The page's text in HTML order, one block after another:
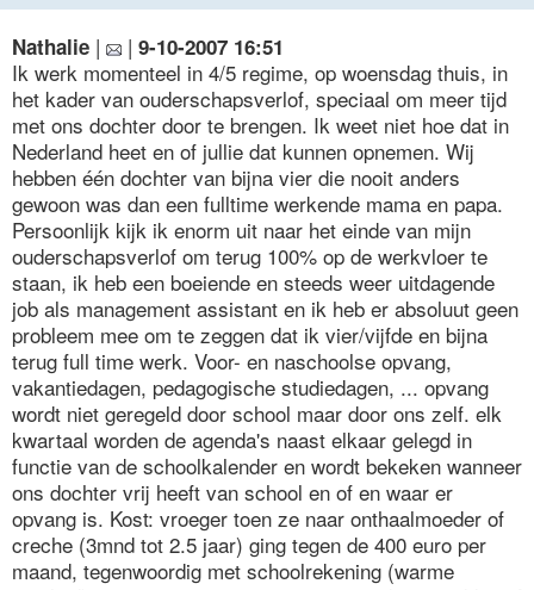
Nathalie | | 9-10-2007 16:51
Ik werk momenteel in 4/5 regime, op woensdag thuis, in
het kader van ouderschapsverlof, speciaal om meer tijd
met ons dochter door te brengen. Ik weet niet hoe dat in
Nederland heet en of jullie dat kunnen opnemen. Wij
hebben één dochter van bijna vier die nooit anders
gewoon was dan een fulltime werkende mama en papa.
Persoonlijk kijk ik enorm uit naar het einde van mijn
ouderschapsverlof om terug 100% op de werkvloer te
staan, ik heb een boeiende en steeds weer uitdagende
job als management assistant en ik heb er absoluut geen
probleem mee om te zeggen dat ik vier/vijfde en bijna
terug full time werk. Voor- en naschoolse opvang,
vakantiedagen, pedagogische studiedagen, ... opvang
wordt niet geregeld door school maar door ons zelf. elk
kwartaal worden de agenda's naast elkaar gelegd in
functie van de schoolkalender en wordt bekeken wanneer
ons dochter vrij heeft van school en of en waar er
opvang is. Kost: vroeger toen ze naar onthaalmoeder of
creche (3mnd tot 2.5 jaar) ging tegen de 400 euro per
maand, tegenwoordig met schoolrekening (warme